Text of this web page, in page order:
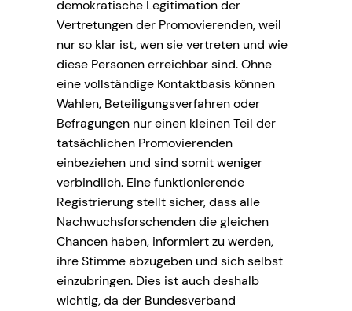
demokratische Legitimation der
Vertretungen der Promovierenden, weil
nur so klar ist, wen sie vertreten und wie
diese Personen erreichbar sind. Ohne
eine vollständige Kontaktbasis können
Wahlen, Beteiligungsverfahren oder
Befragungen nur einen kleinen Teil der
tatsächlichen Promovierenden
einbeziehen und sind somit weniger
verbindlich. Eine funktionierende
Registrierung stellt sicher, dass alle
Nachwuchsforschenden die gleichen
Chancen haben, informiert zu werden,
ihre Stimme abzugeben und sich selbst
einzubringen. Dies ist auch deshalb
wichtig, da der Bundesverband